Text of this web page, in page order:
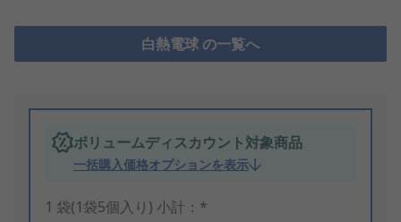
白熱電球 の一覧へ
ボリュームディスカウント対象商品
一括購入価格オプションを表示
1 袋(1袋5個入り) 小計：*